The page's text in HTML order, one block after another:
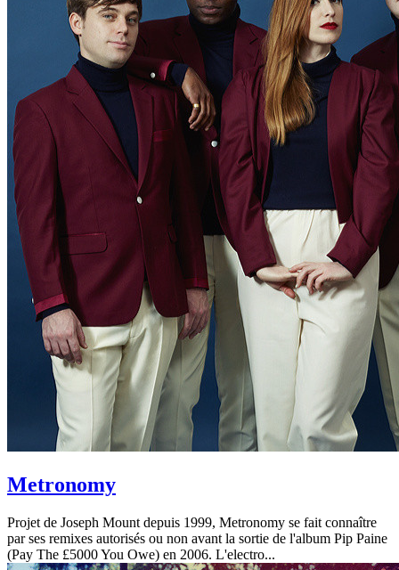
Metronomy
Projet de Joseph Mount depuis 1999, Metronomy se fait connaître
par ses remixes autorisés ou non avant la sortie de l'album Pip Paine
(Pay The £5000 You Owe) en 2006. L'electro...